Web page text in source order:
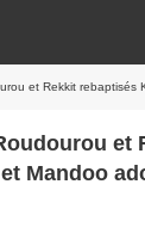
rebaptisés Kimchi et
et
Mandoo